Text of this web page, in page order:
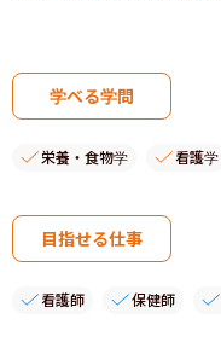
学べる学問
栄養・食物学 看護学
目指せる仕事
看護師 保健師